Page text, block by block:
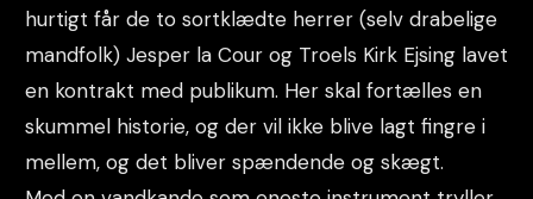
hurtigt får de to sortklædte herrer (selv drabelige
mandfolk) Jesper la Cour og Troels Kirk Ejsing lavet
en kontrakt med publikum. Her skal fortælles en
skummel historie, og der vil ikke blive lagt fingre i
mellem, og det bliver spændende og skægt.